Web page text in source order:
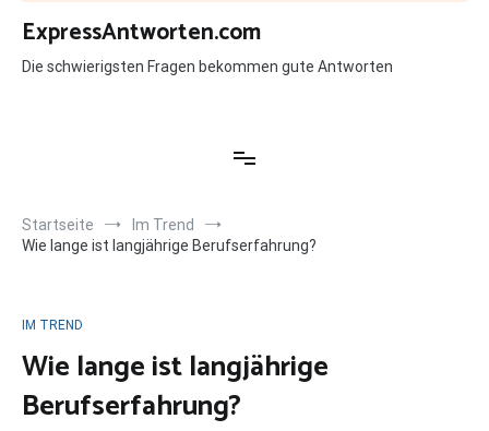
Zum
Inhalt
springen
ExpressAntworten.com
Die schwierigsten Fragen bekommen gute Antworten
Startseite
Im Trend
Wie lange ist langjährige Berufserfahrung?
IM TREND
Wie lange ist langjährige
Berufserfahrung?